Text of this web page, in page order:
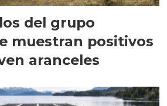
del grupo
muestran positivos
aranceles